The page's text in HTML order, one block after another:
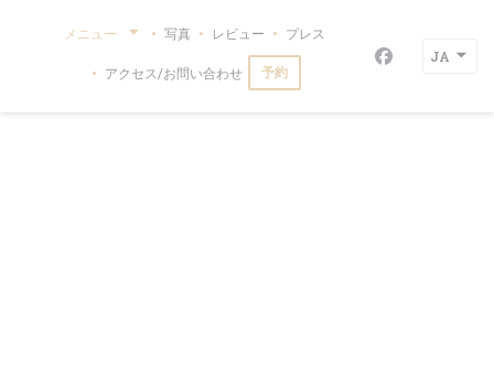
メニュー 写真 レビュー プレス
アクセス/お問い合わせ 予約 Facebook ((
JA